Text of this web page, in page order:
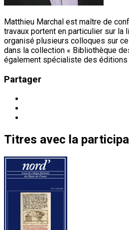
Matthieu Marchal est maître de
travaux portent en particulier sur la
organisé plusieurs colloques sur
dans la collection « Bibliothèque
également spécialiste des éditions
Partager
Titres avec la